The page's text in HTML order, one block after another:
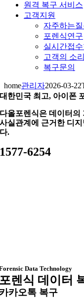
원격 복구 서비스
고객지원
자주하는
포렌식연구
실시간접
고객의 소리
복구문의
home관리자2026-03-
대한민국 최고, 아이폰
다올포렌식은 데이터의
사실관계에 근거한 디
다.
1577-6254
Data Technology
렌식 데이터
카오톡 복구